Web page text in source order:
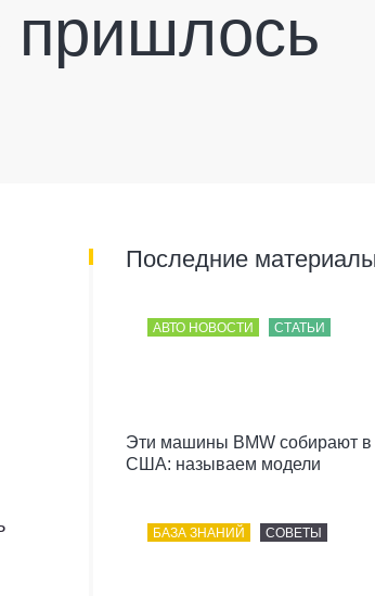
пришлось
Последние
АВТО НОВОСТИ СТАТЬИ
Эти машины BMW собирают в
США: называем модели
БАЗА ЗНАНИЙ СОВЕТЫ